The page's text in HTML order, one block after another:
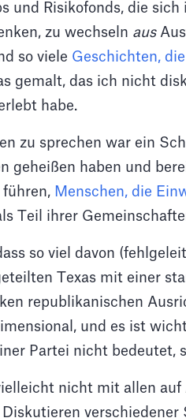
und Risikofonds, die
zu wechseln aus
so viele Geschichten,
gemalt, das ich nicht
habe.
zu sprechen war ein
geheißen haben und
führen, Menschen, die
Teil ihrer
so viel davon
Texas mit einer
republikanischen
und es ist
Partei nicht bedeutet,
nicht mit allen auf